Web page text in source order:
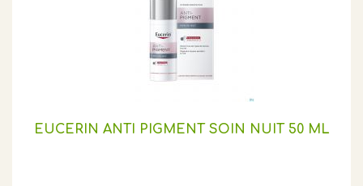
EUCERIN ANTI PIGMENT SOIN NUIT 50 ML